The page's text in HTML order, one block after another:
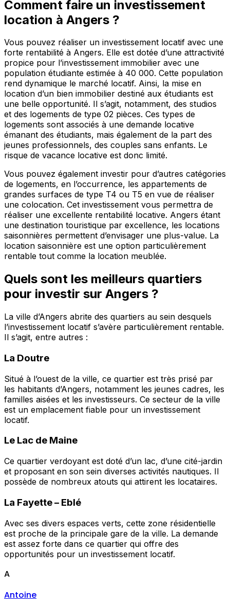
Comment faire un investissement
location à Angers ?
Vous pouvez réaliser un investissement locatif avec une
forte rentabilité à Angers. Elle est dotée d’une attractivité
propice pour l’investissement immobilier avec une
population étudiante estimée à 40 000. Cette population
rend dynamique le marché locatif. Ainsi, la mise en
location d’un bien immobilier destiné aux étudiants est
une belle opportunité. Il s’agit, notamment, des studios
et des logements de type 02 pièces. Ces types de
logements sont associés à une demande locative
émanant des étudiants, mais également de la part des
jeunes professionnels, des couples sans enfants. Le
risque de vacance locative est donc limité.
Vous pouvez également investir pour d’autres catégories
de logements, en l’occurrence, les appartements de
grandes surfaces de type T4 ou T5 en vue de réaliser
une colocation. Cet investissement vous permettra de
réaliser une excellente rentabilité locative. Angers étant
une destination touristique par excellence, les locations
saisonnières permettent d’envisager une plus-value. La
location saisonnière est une option particulièrement
rentable tout comme la location meublée.
Quels sont les meilleurs quartiers
pour investir sur Angers ?
La ville d’Angers abrite des quartiers au sein desquels
l’investissement locatif s’avère particulièrement rentable.
Il s’agit, entre autres :
La Doutre
Situé à l’ouest de la ville, ce quartier est très prisé par
les habitants d’Angers, notamment les jeunes cadres, les
familles aisées et les investisseurs. Ce secteur de la ville
est un emplacement fiable pour un investissement
locatif.
Le Lac de Maine
Ce quartier verdoyant est doté d’un lac, d’une cité-jardin
et proposant en son sein diverses activités nautiques. Il
possède de nombreux atouts qui attirent les locataires.
La Fayette – Eblé
Avec ses divers espaces verts, cette zone résidentielle
est proche de la principale gare de la ville. La demande
est assez forte dans ce quartier qui offre des
opportunités pour un investissement locatif.
A
Antoine